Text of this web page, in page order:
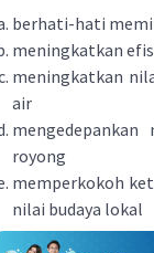
berhati-hati
meningkatkan
meningkatkan
air
royong
memperkokoh
nilai budaya lokal